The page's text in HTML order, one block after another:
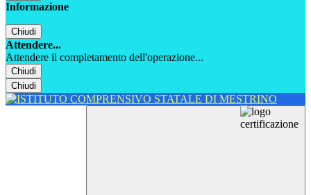
Informazione
Chiudi
Attendere...
Attendere il completamento dell'operazione...
Chiudi
Chiudi